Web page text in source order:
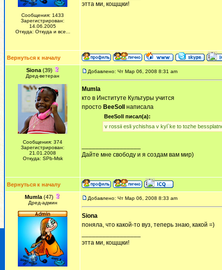
Сообщения: 1433
Зарегистрирован:
14.06.2005
Откуда: Откуда и все...
этта ми, кощщки!
Вернуться к началу
Siona(39)
Дред-ветеран
Сообщения: 374
Зарегистрирован:
21.01.2008
Откуда: SPb-Msk
Добавлено: Чт Мар 06, 2008 8:31 am
Mumla
кто в Институте Культуры учится
просто BeeSoll написала
BeeSoll писал(а):
v rossii esli ychishsa v kyl`ke to tozhe
Дайте мне свободу и я создам вам мир)
Вернуться к началу
Mumla (47)
Дред-админ
Добавлено: Чт Мар 06, 2008 8:33 am
Siona
поняла, что какой-то вуз, теперь знаю, какой =)
этта ми, кощщки!